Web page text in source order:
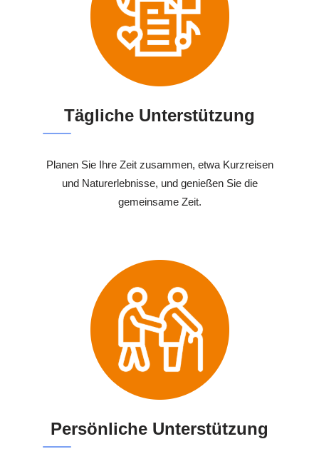
Tägliche Unterstützung
Planen Sie Ihre Zeit zusammen, etwa Kurzreisen
und Naturerlebnisse, und genießen Sie die
gemeinsame Zeit.
Persönliche Unterstützung